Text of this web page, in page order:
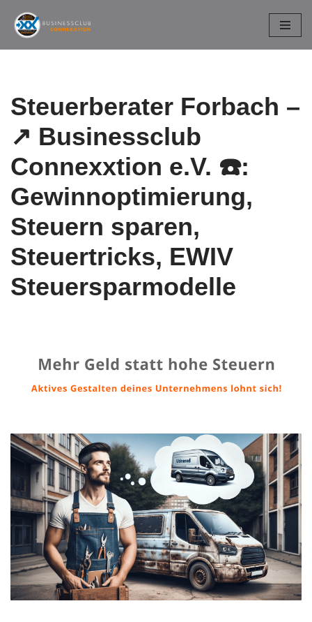
Zum
Steuerberater Forbach –
↗️ Businessclub
Connexxtion e.V. ☎️:
Gewinnoptimierung,
Steuern sparen,
Steuertricks, EWIV
Steuersparmodelle